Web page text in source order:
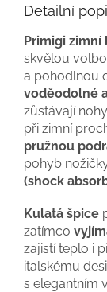
Detailní
Primigi zimní
skvělou
a pohodlnou
voděodolné
zůstávají
při zimní
pružnou
pohyb
(shock
Kulatá špice
zatímco
zajistí teplo i
italskému
s elegantním